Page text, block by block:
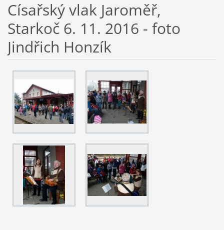
Císařský vlak Jaroměř,
Starkoč 6. 11. 2016 - foto
Jindřich Honzík